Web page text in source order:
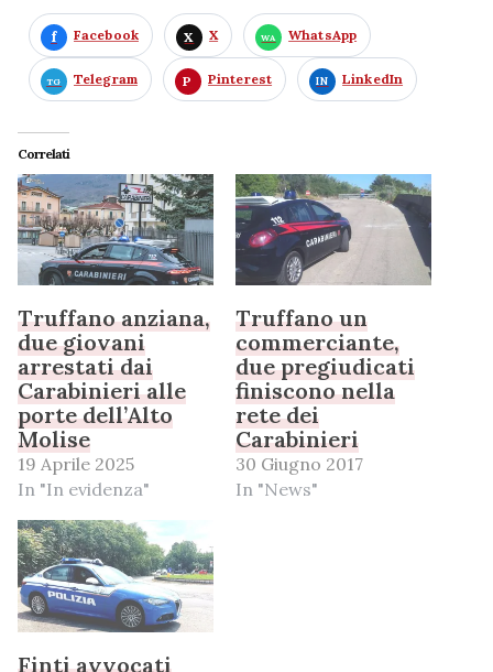
Facebook X WhatsApp
Telegram Pinterest LinkedIn
Correlati
Truffano anziana,
due giovani
arrestati dai
Carabinieri alle
porte dell’Alto
Molise
19 Aprile 2025
In "In evidenza"
Truffano un
commerciante,
due pregiudicati
finiscono nella
rete dei
Carabinieri
30 Giugno 2017
In "News"
Finti avvocati